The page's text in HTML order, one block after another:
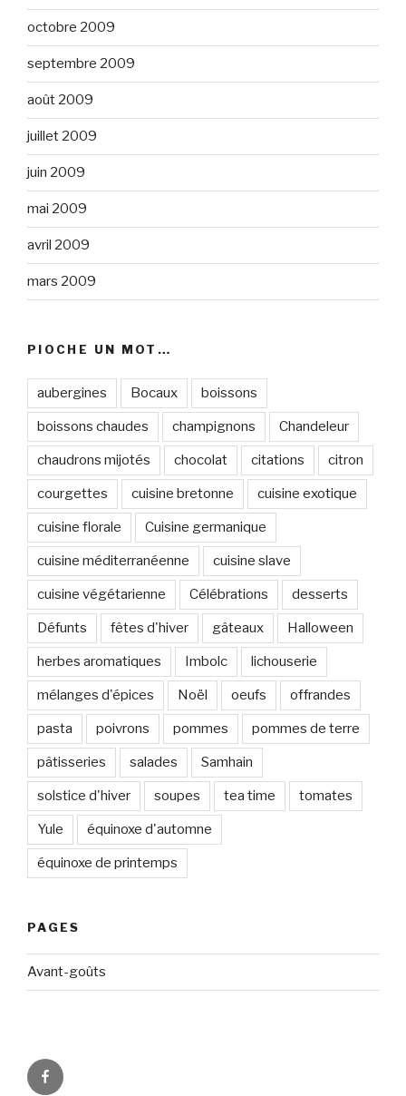
octobre 2009
septembre 2009
août 2009
juillet 2009
juin 2009
mai 2009
avril 2009
mars 2009
PIOCHE UN MOT…
aubergines Bocaux boissons
boissons chaudes champignons Chandeleur
chaudrons mijotés chocolat citations citron
courgettes cuisine bretonne cuisine exotique
cuisine florale Cuisine germanique
cuisine méditerranéenne cuisine slave
cuisine végétarienne Célébrations desserts
Défunts fêtes d'hiver gâteaux Halloween
herbes aromatiques Imbolc lichouserie
mélanges d'épices Noël oeufs offrandes
pasta poivrons pommes pommes de terre
pâtisseries salades Samhain
solstice d'hiver soupes tea time tomates
Yule équinoxe d'automne
équinoxe de printemps
PAGES
Avant-goûts
Circadismes
sur